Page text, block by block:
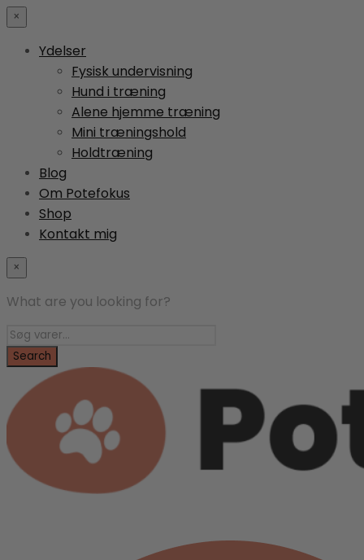
×
Ydelser
Fysisk undervisning
Hund i træning
Alene hjemme træning
Mini træningshold
Holdtræning
Blog
Om Potefokus
Shop
Kontakt mig
×
What are you looking for?